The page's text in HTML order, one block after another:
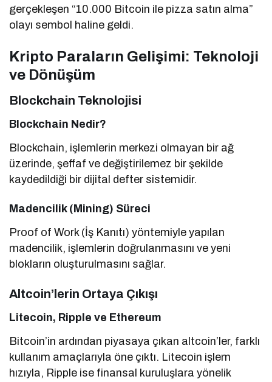
gerçekleşen “10.000 Bitcoin ile pizza satın alma”
olayı sembol haline geldi.
Kripto Paraların Gelişimi: Teknoloji
ve Dönüşüm
Blockchain Teknolojisi
Blockchain Nedir?
Blockchain, işlemlerin merkezi olmayan bir ağ
üzerinde, şeffaf ve değiştirilemez bir şekilde
kaydedildiği bir dijital defter sistemidir.
Madencilik (Mining) Süreci
Proof of Work (İş Kanıtı) yöntemiyle yapılan
madencilik, işlemlerin doğrulanmasını ve yeni
blokların oluşturulmasını sağlar.
Altcoin’lerin Ortaya Çıkışı
Litecoin, Ripple ve Ethereum
Bitcoin’in ardından piyasaya çıkan altcoin’ler, farklı
kullanım amaçlarıyla öne çıktı. Litecoin işlem
hızıyla, Ripple ise finansal kuruluşlara yönelik